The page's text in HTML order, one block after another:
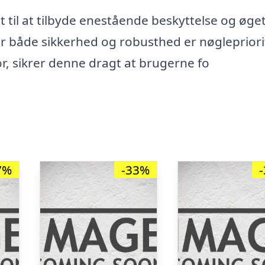
til at tilbyde enestående beskyttelse og
både sikkerhed og robusthed er
sikrer denne dragt at brugerne fo
-33%